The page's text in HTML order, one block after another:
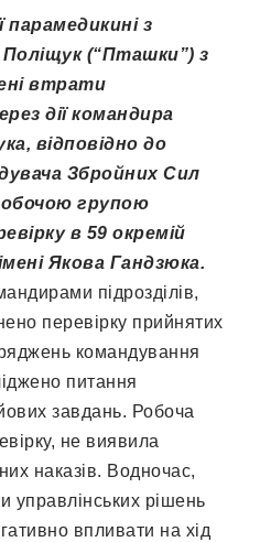
парамедикині з
(“Пташки”) з
втрати
дії командира
відповідно до
Збройних Сил
групою
в 59 окремій
Якова Гандзюка.
підрозділів,
перевірку прийнятих
командування
питання
завдань. Робоча
не виявила
наказів. Водночас,
управлінських рішень
впливати на хід